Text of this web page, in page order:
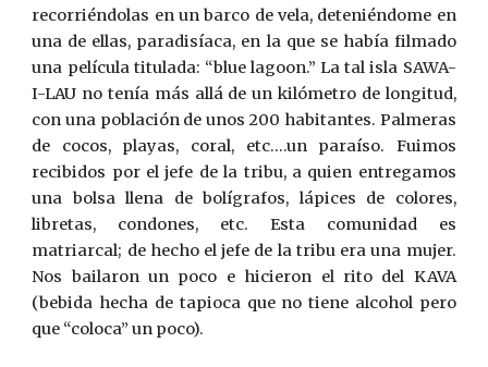
recorriéndolas en un barco de vela, deteniéndome en
una de ellas, paradisíaca, en la que se había filmado
una película titulada: “blue lagoon.” La tal isla SAWA-
I-LAU no tenía más allá de un kilómetro de longitud,
con una población de unos 200 habitantes. Palmeras
de cocos, playas, coral, etc.…un paraíso. Fuimos
recibidos por el jefe de la tribu, a quien entregamos
una bolsa llena de bolígrafos, lápices de colores,
libretas, condones, etc. Esta comunidad es
matriarcal; de hecho el jefe de la tribu era una mujer.
Nos bailaron un poco e hicieron el rito del KAVA
(bebida hecha de tapioca que no tiene alcohol pero
que “coloca” un poco).